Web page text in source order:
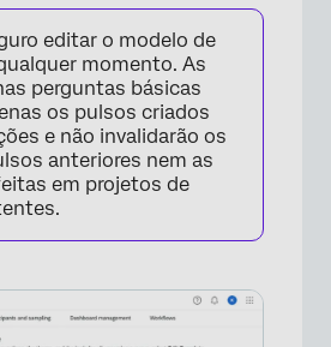
editar o modelo de
momento. As
perguntas básicas
os pulsos criados
e não invalidarão os
anteriores nem as
em projetos de